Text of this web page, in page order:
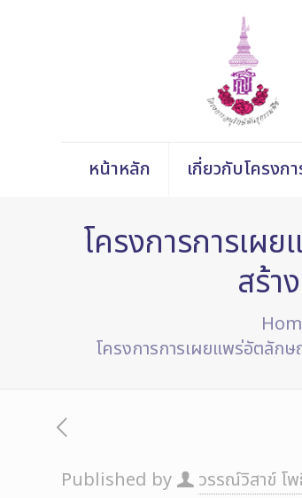
หน้าหลัก เกี่ยวกับโครงก
โครงการการเ
สร้า
โครงการการเผยแพร่อัตลัก
Published by วรรณ์วิสาข์ โ